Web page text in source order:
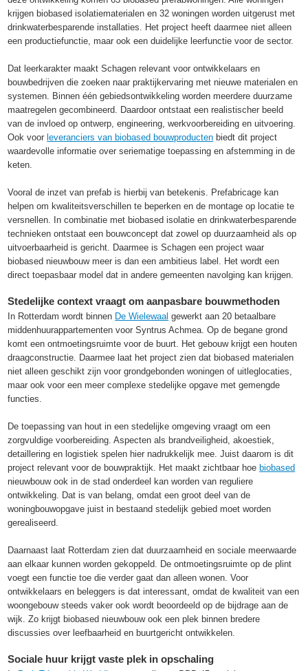
krijgen biobased isolatiematerialen en 32 woningen worden uitgerust met
drinkwaterbesparende installaties. Het project heeft daarmee niet alleen
een productiefunctie, maar ook een duidelijke leerfunctie voor de sector.
Dat leerkarakter maakt Schagen relevant voor ontwikkelaars en
bouwbedrijven die zoeken naar praktijkervaring met nieuwe materialen en
systemen. Binnen één gebiedsontwikkeling worden meerdere duurzame
maatregelen gecombineerd. Daardoor ontstaat een realistischer beeld
van de invloed op ontwerp, engineering, werkvoorbereiding en uitvoering.
Ook voor leveranciers van biobased bouwproducten biedt dit project
waardevolle informatie over seriematige toepassing en afstemming in de
keten.
Vooral de inzet van prefab is hierbij van betekenis. Prefabricage kan
helpen om kwaliteitsverschillen te beperken en de montage op locatie te
versnellen. In combinatie met biobased isolatie en drinkwaterbesparende
technieken ontstaat een bouwconcept dat zowel op duurzaamheid als op
uitvoerbaarheid is gericht. Daarmee is Schagen een project waar
biobased nieuwbouw meer is dan een ambitieus label. Het wordt een
direct toepasbaar model dat in andere gemeenten navolging kan krijgen.
Stedelijke context vraagt om aanpasbare bouwmethoden
In Rotterdam wordt binnen De Wielewaal gewerkt aan 20 betaalbare
middenhuurappartementen voor Syntrus Achmea. Op de begane grond
komt een ontmoetingsruimte voor de buurt. Het gebouw krijgt een houten
draagconstructie. Daarmee laat het project zien dat biobased materialen
niet alleen geschikt zijn voor grondgebonden woningen of uitleglocaties,
maar ook voor een meer complexe stedelijke opgave met gemengde
functies.
De toepassing van hout in een stedelijke omgeving vraagt om een
zorgvuldige voorbereiding. Aspecten als brandveiligheid, akoestiek,
detaillering en logistiek spelen hier nadrukkelijk mee. Juist daarom is dit
project relevant voor de bouwpraktijk. Het maakt zichtbaar hoe biobased
nieuwbouw ook in de stad onderdeel kan worden van reguliere
ontwikkeling. Dat is van belang, omdat een groot deel van de
woningbouwopgave juist in bestaand stedelijk gebied moet worden
gerealiseerd.
Daarnaast laat Rotterdam zien dat duurzaamheid en sociale meerwaarde
aan elkaar kunnen worden gekoppeld. De ontmoetingsruimte op de plint
voegt een functie toe die verder gaat dan alleen wonen. Voor
ontwikkelaars en beleggers is dat interessant, omdat de kwaliteit van een
woongebouw steeds vaker ook wordt beoordeeld op de bijdrage aan de
wijk. Zo krijgt biobased nieuwbouw ook een plek binnen bredere
discussies over leefbaarheid en buurtgericht ontwikkelen.
Sociale huur krijgt vaste plek in opschaling